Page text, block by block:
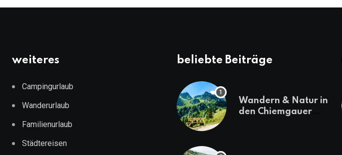
weiteres
Campingurlaub
Wanderurlaub
Familienurlaub
Städtereisen
beliebte Beiträge
Wandern & Natur in
den Chiemgauer